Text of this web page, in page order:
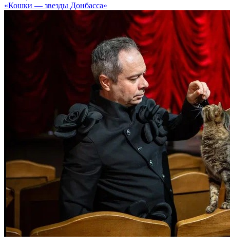
«Кошки — звезды Донбасса»